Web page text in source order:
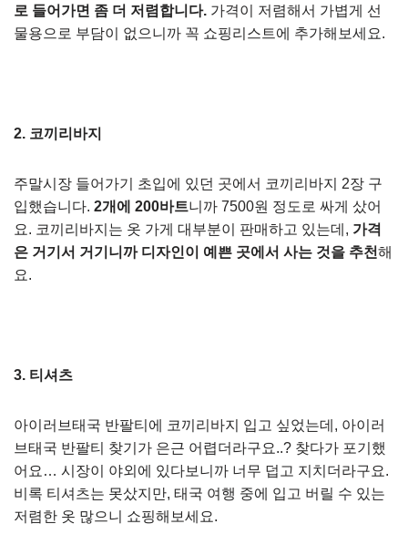
로 들어가면 좀 더 저렴합니다. 가격이 저렴해서 가볍게 선
물용으로 부담이 없으니까 꼭 쇼핑리스트에 추가해보세요.
2. 코끼리바지
주말시장 들어가기 초입에 있던 곳에서 코끼리바지 2장 구
입했습니다. 2개에 200바트니까 7500원 정도로 싸게 샀어
요. 코끼리바지는 옷 가게 대부분이 판매하고 있는데, 가격
은 거기서 거기니까 디자인이 예쁜 곳에서 사는 것을 추천해
요.
3. 티셔츠
아이러브태국 반팔티에 코끼리바지 입고 싶었는데, 아이러
브태국 반팔티 찾기가 은근 어렵더라구요..? 찾다가 포기했
어요… 시장이 야외에 있다보니까 너무 덥고 지치더라구요.
비록 티셔츠는 못샀지만, 태국 여행 중에 입고 버릴 수 있는
저렴한 옷 많으니 쇼핑해보세요.